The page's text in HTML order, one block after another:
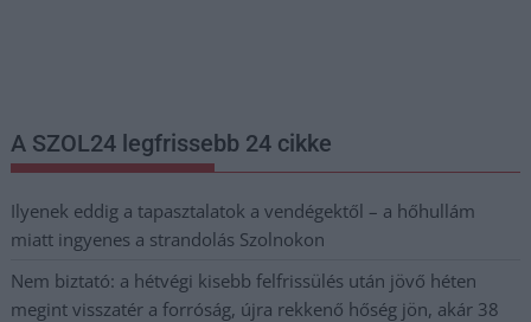
A SZOL24 legfrissebb 24 cikke
Ilyenek eddig a tapasztalatok a vendégektől – a hőhullám
miatt ingyenes a strandolás Szolnokon
Nem biztató: a hétvégi kisebb felfrissülés után jövő héten
megint visszatér a forróság, újra rekkenő hőség jön, akár 38